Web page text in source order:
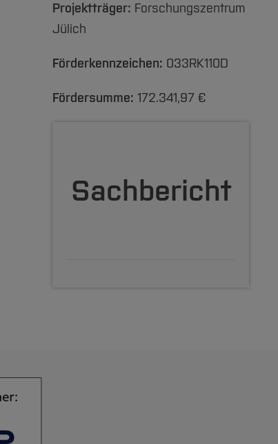
Projektträger: Forschungszentrum
Jülich
Förderkennzeichen: 033RK110D
Fördersumme: 172.341,97 €
Sachbericht